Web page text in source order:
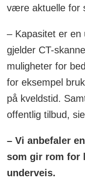
være aktuelle for
– Kapasitet er en
gjelder CT-
muligheter for
for eksempel
på kveldstid.
offentlig tilbud,
– Vi anbefaler
som gir rom
underveis.